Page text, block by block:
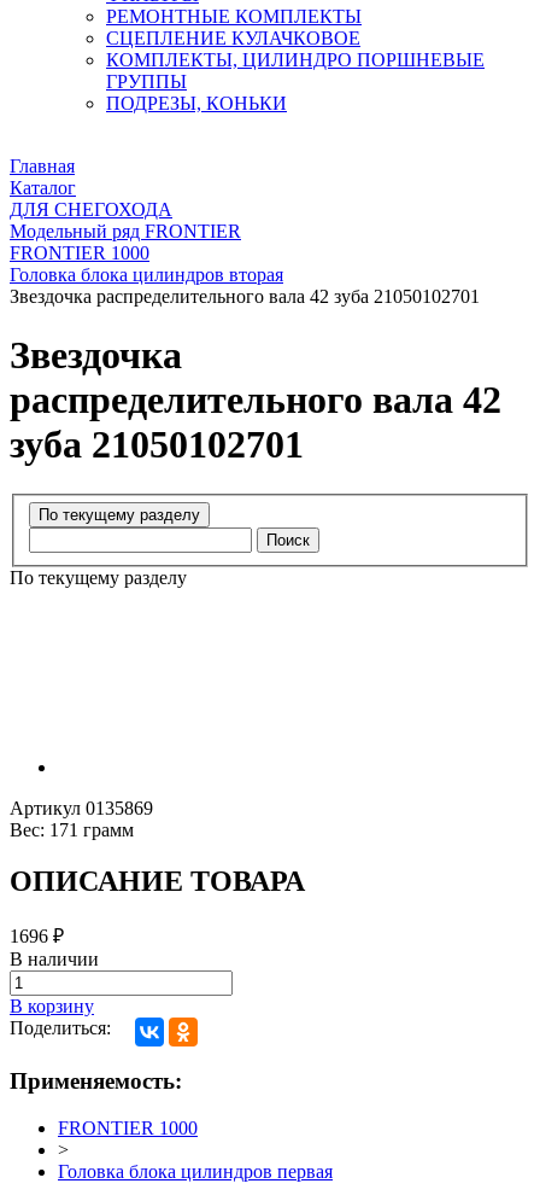
РЕМОНТНЫЕ КОМПЛЕКТЫ
СЦЕПЛЕНИЕ КУЛАЧКОВОЕ
КОМПЛЕКТЫ, ЦИЛИНДРО ПОРШНЕВЫЕ
ГРУППЫ
ПОДРЕЗЫ, КОНЬКИ
Главная
Каталог
ДЛЯ СНЕГОХОДА
Модельный ряд FRONTIER
FRONTIER 1000
Головка блока цилиндров вторая
Звездочка распределительного вала 42 зуба 21050102701
Звездочка
распределительного вала 42
зуба 21050102701
Поиск
По текущему разделу
Артикул 0135869
Вес: 171 грамм
ОПИСАНИЕ ТОВАРА
1696 ₽
В наличии
В корзину
Поделиться:
Применяемость:
FRONTIER 1000
>
Головка блока цилиндров первая